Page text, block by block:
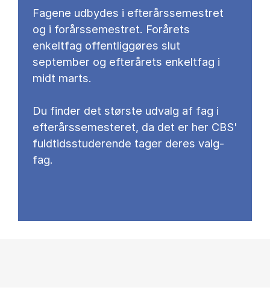
Fagene udbydes i efterårssemestret
og i forårssemestret. Forårets
enkeltfag offentliggøres slut
september og efterårets enkeltfag i
midt marts.
Du fin­der det stør­ste ud­valg af fag i
ef­ter­års­se­meste­ret, da det er her CBS'
fuld­tids­stu­de­ren­de ta­ger de­res valg­
fag.